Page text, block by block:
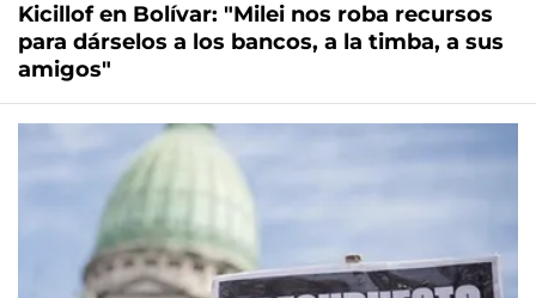
Kicillof en Bolívar: "Milei nos roba recursos
para dárselos a los bancos, a la timba, a sus
amigos"